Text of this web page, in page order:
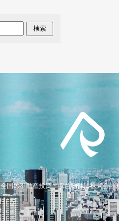
検索
全国の不動産投資・収益物件は株式会社